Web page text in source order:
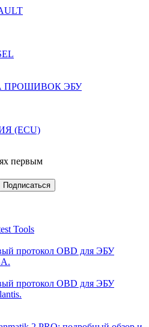
ПРОШИВОК ЭБУ
(ECU)
первым
Tools
протокол OBD для ЭБУ
протокол OBD для ЭБУ